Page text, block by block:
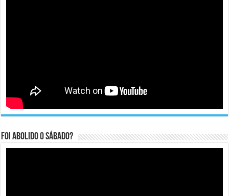
Foi abolido o sábado?